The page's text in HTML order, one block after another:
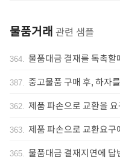
물품거래 관련 샘플
364. 물품대금 결재를 독촉할
387. 중고물품 구매 후, 하자
362. 제품 파손으로 교환을
363. 제품 파손으로 교환요구
365. 물품대금 결재지연에 답